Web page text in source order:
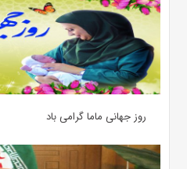
روز جهانی ماما گرامی باد